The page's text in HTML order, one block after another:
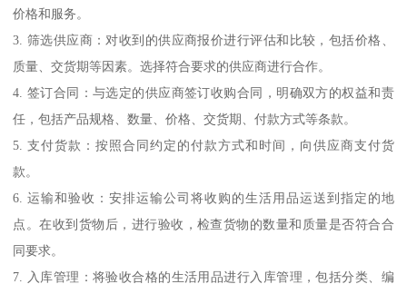
价格和服务。
3. 筛选供应商：对收到的供应商报价进行评估和比较，包括价格、
质量、交货期等因素。选择符合要求的供应商进行合作。
4. 签订合同：与选定的供应商签订收购合同，明确双方的权益和责
任，包括产品规格、数量、价格、交货期、付款方式等条款。
5. 支付货款：按照合同约定的付款方式和时间，向供应商支付货
款。
6. 运输和验收：安排运输公司将收购的生活用品运送到指定的地
点。在收到货物后，进行验收，检查货物的数量和质量是否符合合
同要求。
7. 入库管理：将验收合格的生活用品进行入库管理，包括分类、编